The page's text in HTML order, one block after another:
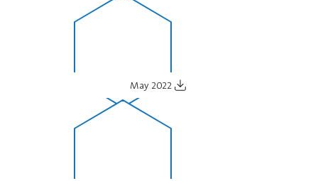
May 2022